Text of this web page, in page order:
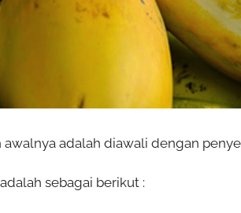
adalah diawali dengan
sebagai berikut :